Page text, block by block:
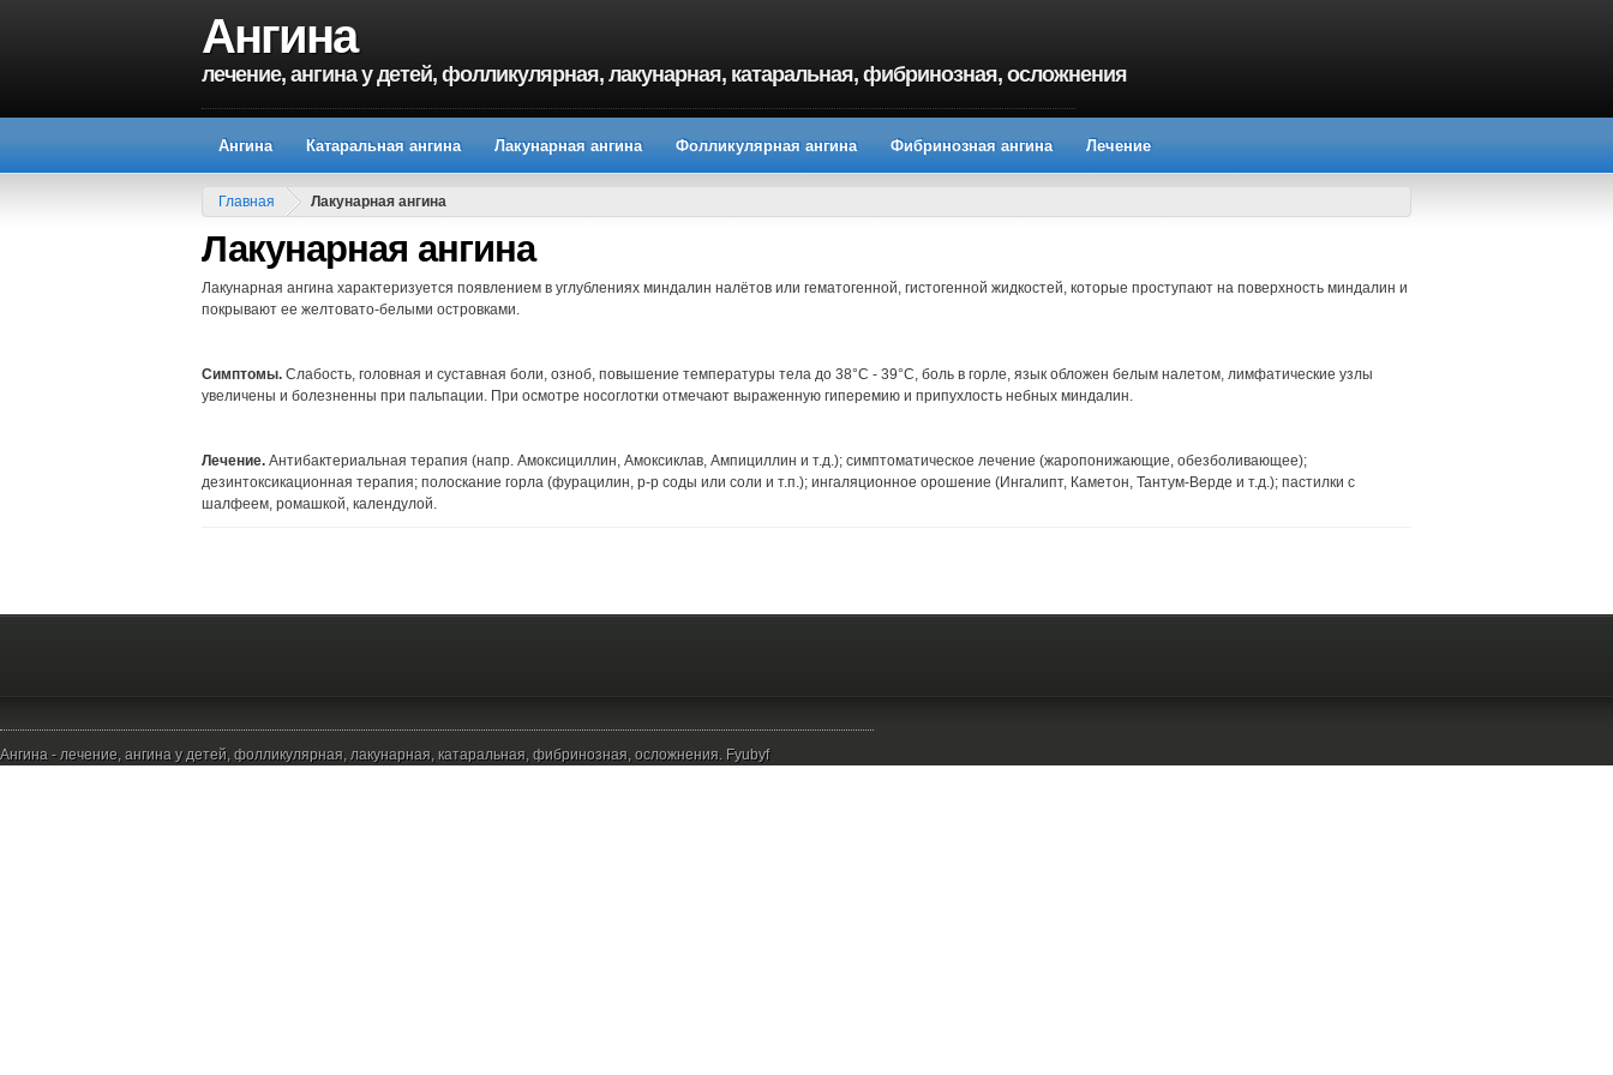
Ангина
лечение, ангина у детей, фолликулярная, лакунарная, катаральная, фибринозная, осложнения
Ангина Катаральная ангина Лакунарная ангина Фолликулярная ангина Фибринозная ангина Лечение
Главная Лакунарная ангина
Лакунарная ангина
Лакунарная ангина характеризуется появлением в углублениях миндалин налётов или гематогенной, гистогенной жидкостей, которые проступают на поверхность миндалин и
покрывают ее желтовато-белыми островками.
Симптомы. Слабость, головная и суставная боли, озноб, повышение температуры тела до 38°С - 39°С, боль в горле, язык обложен белым налетом, лимфатические узлы
увеличены и болезненны при пальпации. При осмотре носоглотки отмечают выраженную гиперемию и припухлость небных миндалин.
Лечение. Антибактериальная терапия (напр. Амоксициллин, Амоксиклав, Ампициллин и т.д.); симптоматическое лечение (жаропонижающие, обезболивающее);
дезинтоксикационная терапия; полоскание горла (фурацилин, р-р соды или соли и т.п.); ингаляционное орошение (Ингалипт, Каметон, Тантум-Верде и т.д.); пастилки с
шалфеем, ромашкой, календулой.
Ангина - лечение, ангина у детей, фолликулярная, лакунарная, катаральная, фибринозная, осложнения. Fyubyf